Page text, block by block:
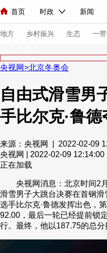
首页 时政 新闻
人民领袖习近平 联播+ 中国
直播 栏目大全 节
海外频道 iPanda English
地方 乡村振兴 生态 一
总台春晚 网络春晚
新闻 国内 国际
视频 小央视频 小央
体育 直播 竞猜
VIP会员 CCTV奥林匹
财经 教育 乡村振兴
央视网>北京冬奥会
自由式滑雪男
手比尔克·鲁德
来源：央视网 | 2022-02-09
央视网 | 2022-02-09 12:14:00
正在加载
央视网消息：北京时间2
滑雪男子大跳台决赛在首钢滑
选手比尔克·鲁德发挥出色，
92.00，最后一轮已经提前锁
行。最终，他以187.75的总分